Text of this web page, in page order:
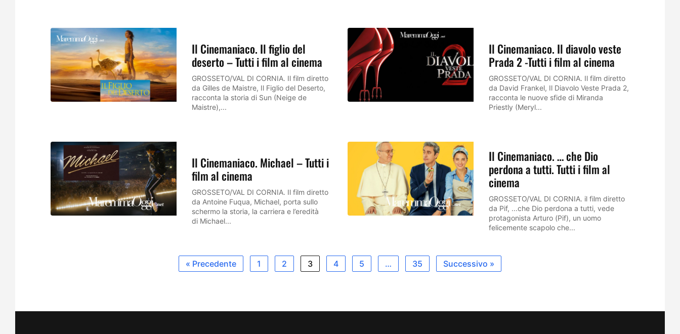
Il Cinemaniaco. Il figlio del
deserto – Tutti i film al cinema
GROSSETO/VAL DI CORNIA. Il film diretto
da Gilles de Maistre, Il Figlio del Deserto,
racconta la storia di Sun (Neige de
Maistre),...
Il Cinemaniaco. Il diavolo veste
Prada 2 -Tutti i film al cinema
GROSSETO/VAL DI CORNIA. Il film diretto
da David Frankel, Il Diavolo Veste Prada 2,
racconta le nuove sfide di Miranda
Priestly (Meryl...
Il Cinemaniaco. Michael – Tutti i
film al cinema
GROSSETO/VAL DI CORNIA. Il film diretto
da Antoine Fuqua, Michael, porta sullo
schermo la storia, la carriera e l’eredità
di Michael...
Il Cinemaniaco. … che Dio
perdona a tutti. Tutti i film al
cinema
GROSSETO/VAL DI CORNIA. il film diretto
da Pif, ...che Dio perdona a tutti, vede
protagonista Arturo (Pif), un uomo
felicemente scapolo che...
« Precedente 1 2 3 4 5 … 35 Successivo »